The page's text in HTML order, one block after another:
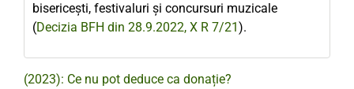
bisericești, festivaluri și concursuri muzicale
(Decizia BFH din 28.9.2022, X R 7/21).
(2023): Ce nu pot deduce ca donație?